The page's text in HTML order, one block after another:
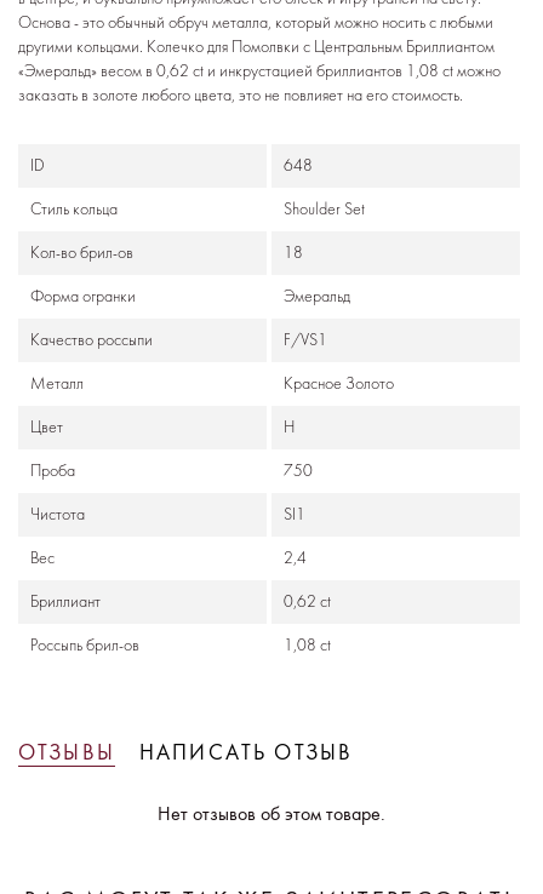
Основа - это обычный обруч металла, который можно носить с любыми
другими кольцами. Колечко для Помолвки с Центральным Бриллиантом
«Эмеральд» весом в 0,62 ct и инкрустацией бриллиантов 1,08 ct можно
заказать в золоте любого цвета, это не повлияет на его стоимость.
ID 648
Стиль кольца Shoulder Set
Кол-во брил-ов 18
Формa огранки Эмеральд
Качество россыпи F/VS1
Металл Красное Золото
Цвет H
Проба 750
Чистота SI1
Вес 2,4
Бриллиант 0,62 ct
Россыпь брил-ов 1,08 ct
ОТЗЫВЫ НАПИСАТЬ ОТЗЫВ
Нет отзывов об этом товаре.